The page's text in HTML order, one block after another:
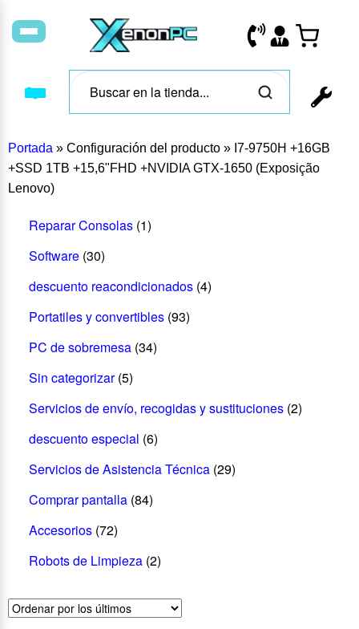
Portada » Configuración del producto » I7-9750H +16GB
+SSD 1TB +15,6"FHD +NVIDIA GTX-1650 (Exposição
Lenovo)
Reparar Consolas (1)
Software (30)
descuento reacondicionados (4)
Portatiles y convertibles (93)
PC de sobremesa (34)
Sin categorizar (5)
Servicios de envío, recogidas y sustituciones (2)
descuento especial (6)
Servicios de Asistencia Técnica (29)
Comprar pantalla (84)
Accesorios (72)
Robots de Limpieza (2)